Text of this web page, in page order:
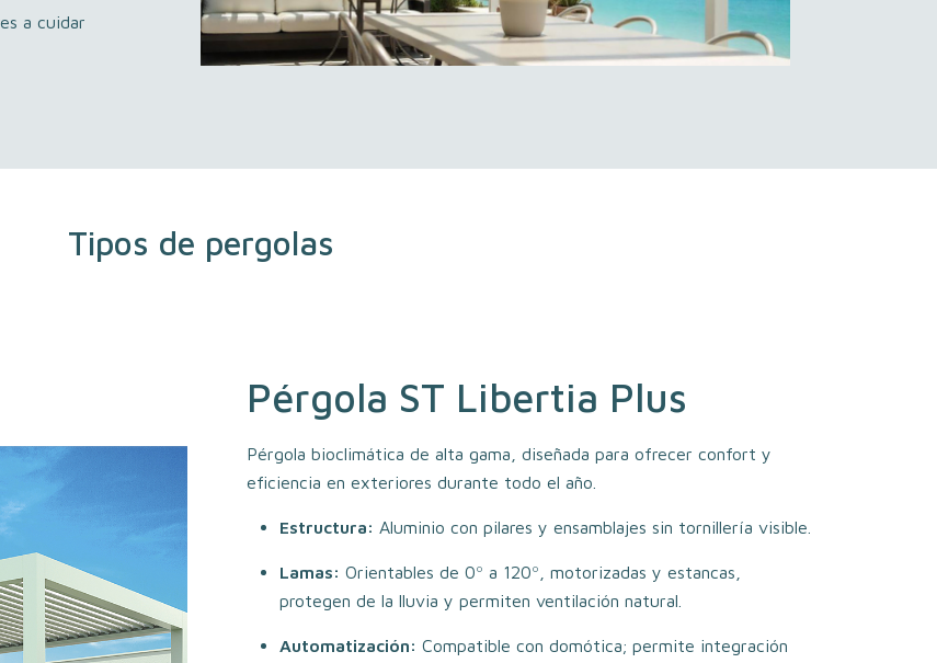
a cuidar
Tipos de pergolas
Pérgola ST Libertia Plus
Pérgola bioclimática de alta gama, diseñada para ofrecer confort y
eficiencia en exteriores durante todo el año.
Estructura: Aluminio con pilares y ensamblajes sin tornillería visible.
Lamas: Orientables de 0º a 120º, motorizadas y estancas,
protegen de la lluvia y permiten ventilación natural.
Automatización: Compatible con domótica; permite integración